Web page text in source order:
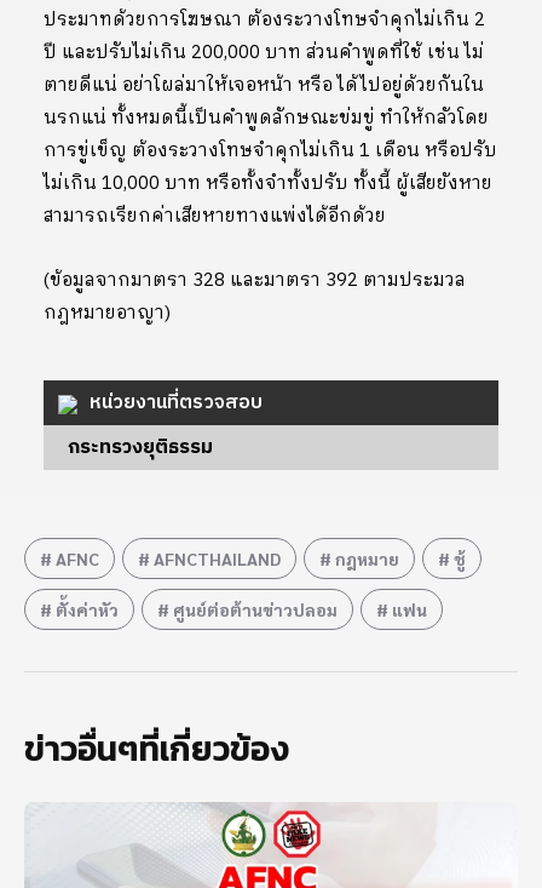
ประมาทด้วยการโฆษณา ต้องระวางโทษจำคุกไม่เกิน 2
ปี และปรับไม่เกิน 200,000 บาท ส่วนคำพูดที่ใช้ เช่น ไม่
ตายดีแน่ อย่าโผล่มาให้เจอหน้า หรือ ได้ไปอยู่ด้วยกันใน
นรกแน่ ทั้งหมดนี้เป็นคำพูดลักษณะข่มขู่ ทำให้กลัวโดย
การขู่เข็ญ ต้องระวางโทษจำคุกไม่เกิน 1 เดือน หรือปรับ
ไม่เกิน 10,000 บาท หรือทั้งจำทั้งปรับ ทั้งนี้ ผู้เสียยังหาย
สามารถเรียกค่าเสียหายทางแพ่งได้อีกด้วย
(ข้อมูลจากมาตรา 328 และมาตรา 392 ตามประมวล
กฎหมายอาญา)
หน่วยงานที่ตรวจสอบ
กระทรวงยุติธรรม
AFNC AFNCTHAILAND กฎหมาย ชู้
ตั้งค่าหัว ศูนย์ต่อต้านข่าวปลอม แฟน
ข่าวอื่นๆที่เกี่ยวข้อง